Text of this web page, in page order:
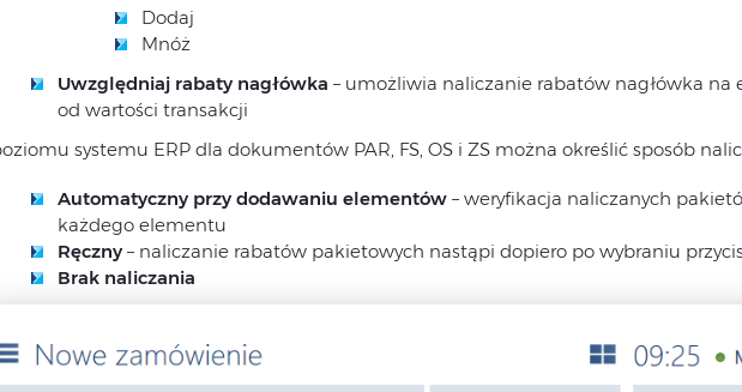
Dodaj
Mnóż
Uwzględniaj rabaty nagłówka– umożliwia naliczanie rabatów nagłówka na
od wartości transakcji
systemu ERP dla dokumentów PAR, FS, OS i ZS można określić sposób
Automatyczny przy dodawaniu elementów – weryfikacja naliczanych
każdego elementu
Ręczny – naliczanie rabatów pakietowych nastąpi dopiero po wybraniu
Brak naliczania